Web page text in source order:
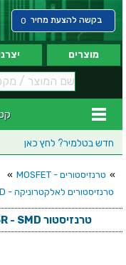
בקשה להצעת מחיר 0
מוצרים
חדש בטלמיר? לחץ כאן
» טרנזיסטורים - MOSFET
»
טרנזיסטורים לאלקטרוניקה - TO-252 - N CHANNEL - SMD
טרנזיסטור N CHANNEL - 30V 22A - 0.045R - SMD